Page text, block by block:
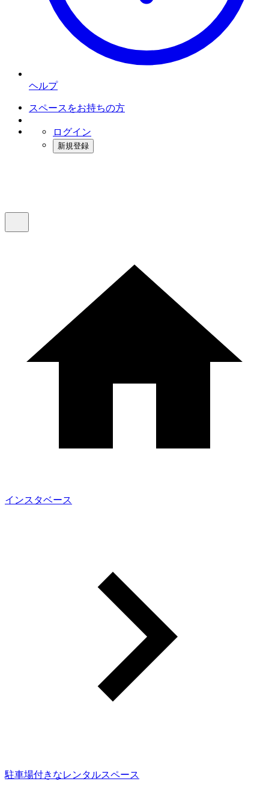
ヘルプ
スペースをお持ちの方
ログイン
新規登録
インスタベース
駐車場付きなレンタルスペース